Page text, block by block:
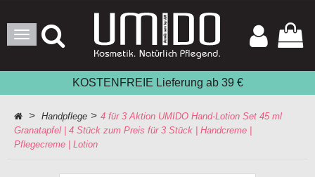
Toggle
Navigation
KOSTENFREIE Lieferung ab 39 €
> Handpflege > 4 für 3 Aktion UMIDO Hand-Lotion Set 45 ml
Granatapfel | 4 Stück zum Preis für 3 Stück | Handcreme |
Pflegecreme | Lotion